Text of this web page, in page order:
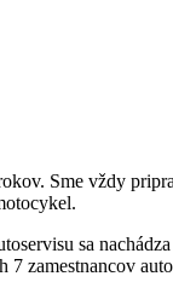
Sme vždy
sa
zamestnancov